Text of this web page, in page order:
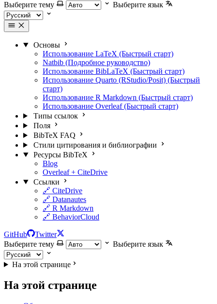
Выберите тему
Выберите язык
Основы
Использование LaTeX (Быстрый старт)
Natbib (Подробное руководство)
Использование BibLaTeX (Быстрый старт)
Использование Quarto (RStudio/Posit) (Быстрый
старт)
Использование R Markdown (Быстрый старт)
Использование Overleaf (Быстрый старт)
Типы ссылок
Поля
BibTeX FAQ
Стили цитирования и библиографии
Ресурсы BibTeX
Blog
Overleaf + CiteDrive
Ссылки
🔗 CiteDrive
🔗 Datanautes
🔗 R Markdown
🔗 BehaviorCloud
GitHub
Twitter
Выберите тему
Выберите язык
На этой странице
На этой странице